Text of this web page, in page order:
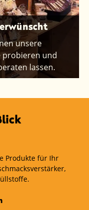
unsere
probieren und
lassen.
Produkte für Ihr